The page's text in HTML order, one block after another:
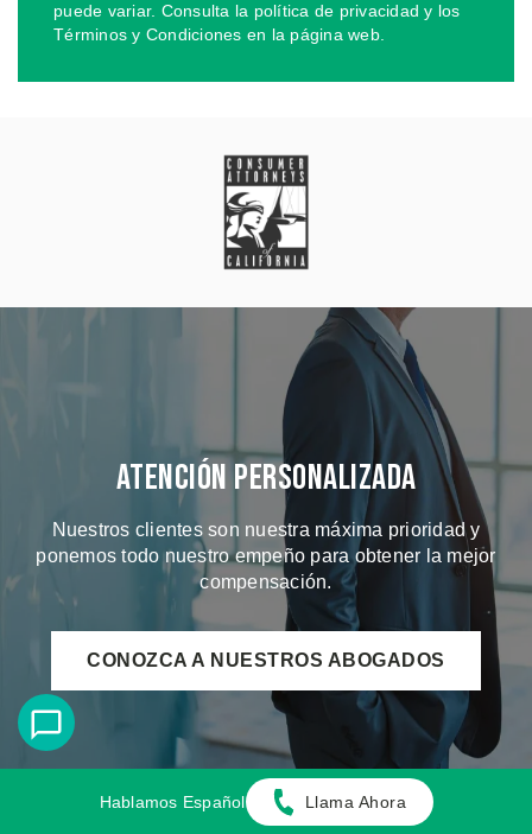
puede variar. Consulta la política de privacidad y los
Términos y Condiciones en la página web.
Atención Personalizada
Nuestros clientes son nuestra máxima prioridad y
ponemos todo nuestro empeño para obtener la mejor
compensación.
CONOZCA A NUESTROS ABOGADOS
Hablamos Español Llama Ahora